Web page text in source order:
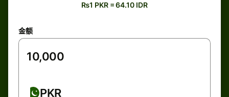
₨1 PKR = 64.10 IDR
金额
PKR